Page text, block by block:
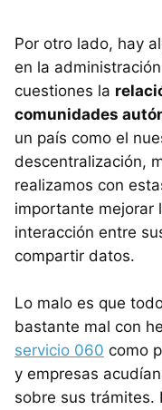
Por otro lado, hay
en la
cuestiones la
comunidades
un país como el
descentralización,
realizamos con
importante mejorar
interacción entre
compartir datos.
Lo malo es que
bastante mal con
servicio 060 como
y empresas
sobre sus trámites.